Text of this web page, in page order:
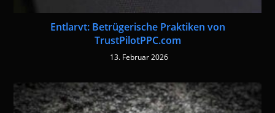
Entlarvt: Betrügerische Praktiken von
TrustPilotPPC.com
13. Februar 2026